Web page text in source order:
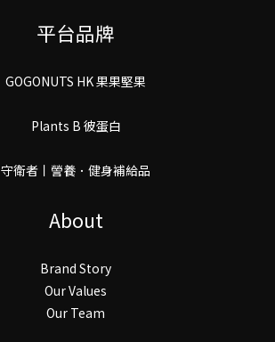
平台品牌
GOGONUTS HK 果果堅果
Plants B 彼蛋白
守衛者丨謍養．健身補給品
About
Brand Story
Our Values
Our Team